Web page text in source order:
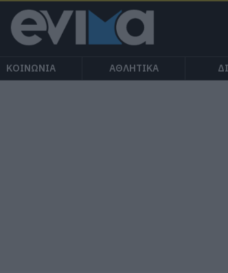
ΚΟΙΝΩΝΙΑ ΑΘΛΗΤΙΚΑ